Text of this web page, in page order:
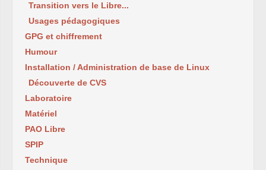
Transition vers le Libre...
Usages pédagogiques
GPG et chiffrement
Humour
Installation / Administration de base de Linux
Découverte de CVS
Laboratoire
Matériel
PAO Libre
SPIP
Technique